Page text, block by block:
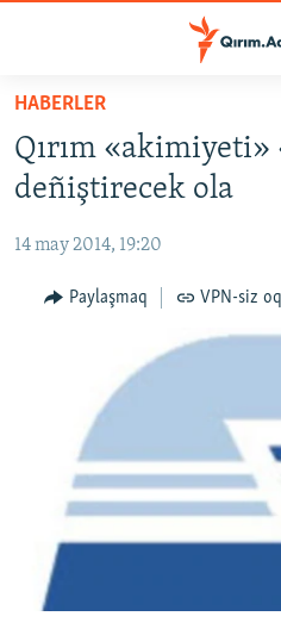
Esas
qaytmaq
Baş
navigatsiyağa
qaytmaq
qaytmaq
SİYASET
İQTİSADİYAT
CEMİYET
MEDENİYET
BLOGLAR
FİKİR
Русский
Українською
HABERLER
Qırım
deñiştirecek ola
14 may 2014, 19:20
Paylaşmaq VPN-siz